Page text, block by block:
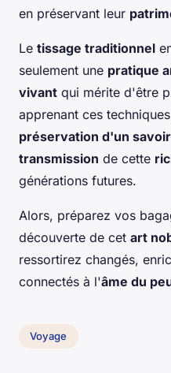
en préservant leur
Le tissage traditionnel
seulement une pratique
vivant qui mérite d'être
apprenant ces
préservation d'un
transmission de cette
générations futures.
Alors, préparez vos
découverte de cet art
ressortirez changés,
connectés à l'âme du
Voyage